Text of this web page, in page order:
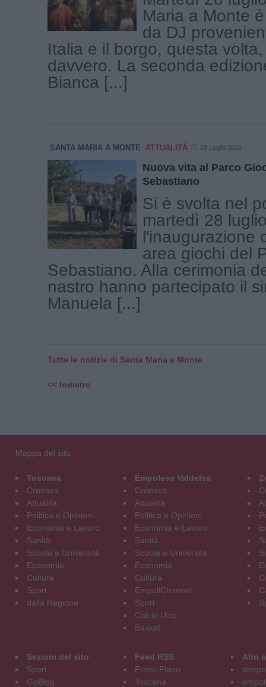
Maria a Monte
da DJ
Italia e il borgo, questa
davvero. La seconda
Bianca [...]
SANTA MARIA A MONTE ATTUALITÀ 29 Luglio 2026
Nuova vita al Parco
Sebastiano
Si è svolta nel
martedì 28
l'inaugurazione
area giochi del
Sebastiano. Alla cerimonia
nastro hanno partecipato il
Manuela [...]
Tutte le notizie di Santa Maria a Monte
<< Indietro
Mappa del sito
Toscana
Cronaca
Attualità
Politica e Opinioni
Economia e Lavoro
Sanità
Scuola e Università
Economia
Cultura
Sport
dalla Regione
Empolese Valdelsa
Cronaca
Attualità
Politica e Opinioni
Economia e Lavoro
Sanità
Scuola e Università
Economia
Cultura
EmpoliChannel
Sport
Calcio Uisp
Basket
Sezioni del sito
Sport
GoBlog
Feed RSS
Primo Piano
Toscana
Altri